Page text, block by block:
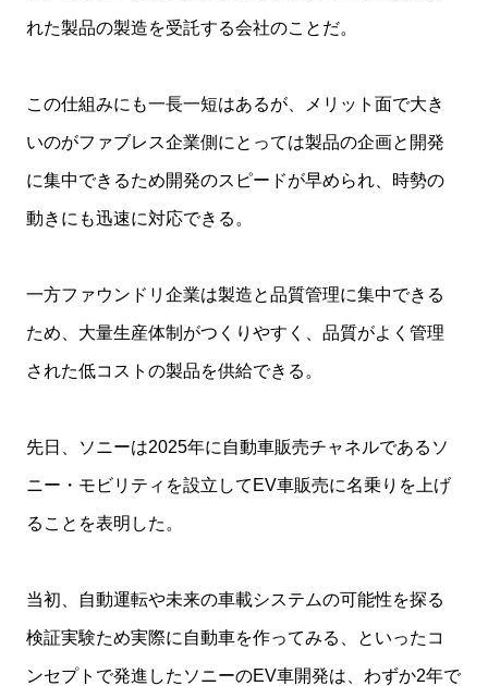
れた製品の製造を受託する会社のことだ。
この仕組みにも一長一短はあるが、メリット面で大き
いのがファブレス企業側にとっては製品の企画と開発
に集中できるため開発のスピードが早められ、時勢の
動きにも迅速に対応できる。
一方ファウンドリ企業は製造と品質管理に集中できる
ため、大量生産体制がつくりやすく、品質がよく管理
された低コストの製品を供給できる。
先日、ソニーは2025年に自動車販売チャネルであるソ
ニー・モビリティを設立してEV車販売に名乗りを上げ
ることを表明した。
当初、自動運転や未来の車載システムの可能性を探る
検証実験ため実際に自動車を作ってみる、といったコ
ンセプトで発進したソニーのEV車開発は、わずか2年で